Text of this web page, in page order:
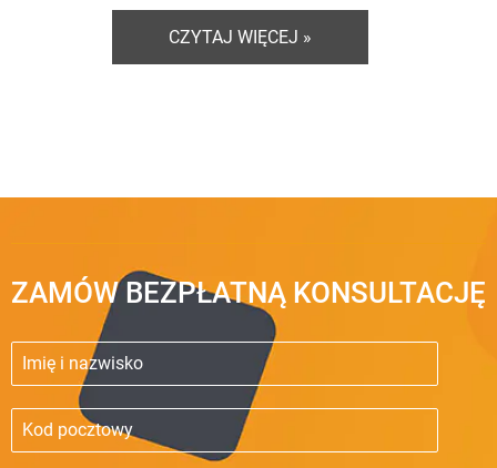
CZYTAJ WIĘCEJ »
ZAMÓW BEZPŁATNĄ KONSULTACJĘ